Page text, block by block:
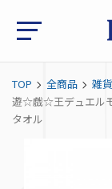
TOP 全商品 雑貨
遊☆戯☆王デュエル
タオル